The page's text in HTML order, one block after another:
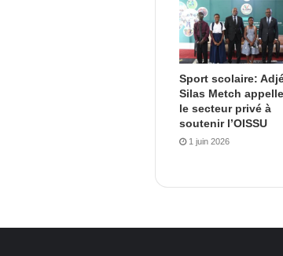
Sport scolaire:
Silas Metch appelle
le secteur privé à
soutenir l’OISSU
1 juin 2026